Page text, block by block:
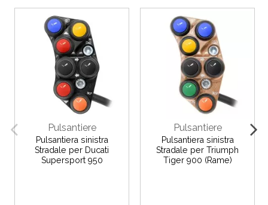
Pulsantiere
Pulsantiera sinistra
Stradale per Ducati
Supersport 950
Pulsantiere
Pulsantiera sinistra
Stradale per Triumph
Tiger 900 (Rame)